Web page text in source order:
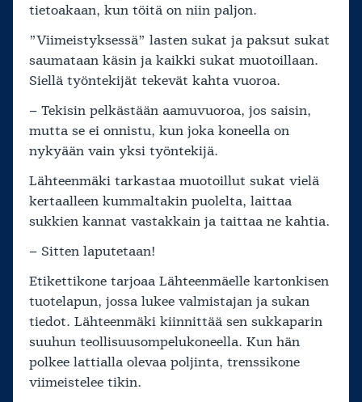
tietoakaan, kun töitä on niin paljon.
”Viimeistyksessä” lasten sukat ja paksut sukat
saumataan käsin ja kaikki sukat muotoillaan.
Siellä työntekijät tekevät kahta vuoroa.
– Tekisin pelkästään aamuvuoroa, jos saisin,
mutta se ei onnistu, kun joka koneella on
nykyään vain yksi työntekijä.
Lähteenmäki tarkastaa muotoillut sukat vielä
kertaalleen kummaltakin puolelta, laittaa
sukkien kannat vastakkain ja taittaa ne kahtia.
– Sitten laputetaan!
Etikettikone tarjoaa Lähteenmäelle kartonkisen
tuotelapun, jossa lukee valmistajan ja sukan
tiedot. Lähteenmäki kiinnittää sen sukkaparin
suuhun teollisuusompelukoneella. Kun hän
polkee lattialla olevaa poljinta, trenssikone
viimeistelee tikin.